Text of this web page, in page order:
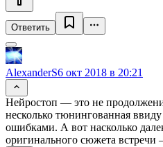
Ответить
AlexanderS6 окт 2018 в 20:21
Нейростоп — это не
несколько тюнингованная
ошибками. А вот насколько
оригинального сюжета встречи